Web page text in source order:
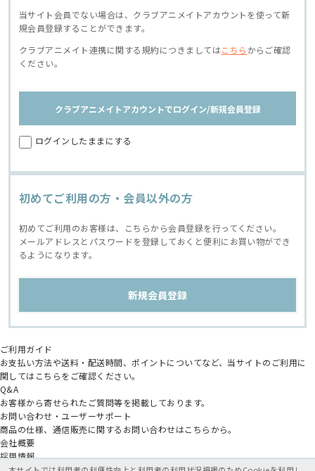
当サイト会員でない場合は、クラブアニメイトアカウントを使って新
規会員登録することができます。
クラブアニメイト連携に関する規約につきましてはこちら からご確認
ください。
クラブアニメイトアカウントでログイン/新規会員登録
ログインしたままにする
初めてご利用の方・会員以外の方
初めてご利用のお客様は、こちらから会員登録を行ってください。
メールアドレスとパスワードを登録しておくと便利にお買い物ができ
るようになります。
ご利用ガイド
お支払い方法や送料・配送時間、ポイントについてなど、当サイトのご利用に
関してはこちらをご確認ください。
Q&A
お客様から寄せられたご質問等を掲載しております。
お問い合わせ・ユーザーサポート
商品の仕様、通信販売に関するお問い合わせはこちらから。
会社概要
採用情報